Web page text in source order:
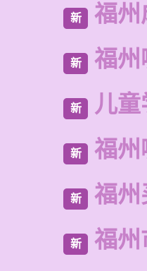
新 福州
新 福州
新 儿
新 福州
新 福州
新 福州